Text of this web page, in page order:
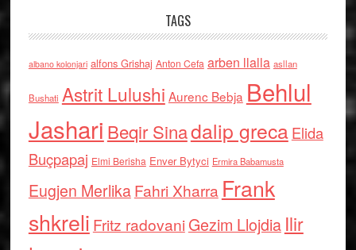
TAGS
albano kolonjari alfons Grishaj Anton Cefa arben llalla asllan
Bushati Astrit Lulushi Aurenc Bebja Behlul
Jashari Beqir Sinadalip grecaElida
Buçpapaj Elmi Berisha Enver Bytyci Ermira Babamusta
Eugjen MerlikaFahri Xharra Frank
shkreli Fritz radovaniGezim Llojdia Ilir